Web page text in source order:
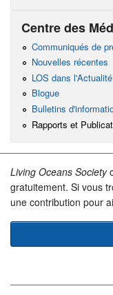
Centre des
Communiqués de
Nouvelles récentes
LOS dans l'Actualité
Blogue
Bulletins
Rapports et
Living Oceans Society
gratuitement. Si vous
une contribution pour